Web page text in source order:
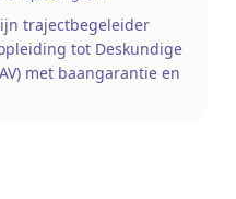
trajectbegeleider
tot Deskundige
met baangarantie en